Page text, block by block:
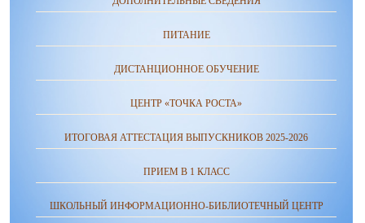
ПИТАНИЕ
ДИСТАНЦИОННОЕ ОБУЧЕНИЕ
ЦЕНТР «ТОЧКА РОСТА»
ИТОГОВАЯ АТТЕСТАЦИЯ ВЫПУСКНИКОВ 2025-2026
ПРИЕМ В 1 КЛАСС
ШКОЛЬНЫЙ ИНФОРМАЦИОННО-БИБЛИОТЕЧНЫЙ ЦЕНТР